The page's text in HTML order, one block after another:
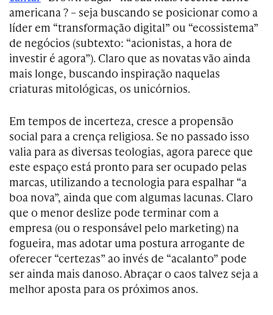
americana ? – seja buscando se posicionar como a
líder em “transformação digital” ou “ecossistema”
de negócios (subtexto: “acionistas, a hora de
investir é agora”). Claro que as novatas vão ainda
mais longe, buscando inspiração naquelas
criaturas mitológicas, os unicórnios.
Em tempos de incerteza, cresce a propensão
social para a crença religiosa. Se no passado isso
valia para as diversas teologias, agora parece que
este espaço está pronto para ser ocupado pelas
marcas, utilizando a tecnologia para espalhar “a
boa nova”, ainda que com algumas lacunas. Claro
que o menor deslize pode terminar com a
empresa (ou o responsável pelo marketing) na
fogueira, mas adotar uma postura arrogante de
oferecer “certezas” ao invés de “acalanto” pode
ser ainda mais danoso. Abraçar o caos talvez seja a
melhor aposta para os próximos anos.